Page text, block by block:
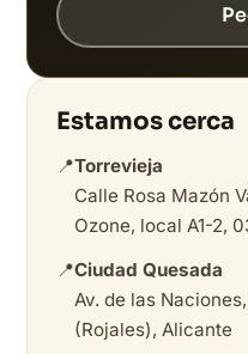
Estamos cerca
📍Torrevieja
Calle Rosa Mazón
Ozone, local A1-2,
📍Ciudad Quesada
Av. de las
(Rojales), Alicante